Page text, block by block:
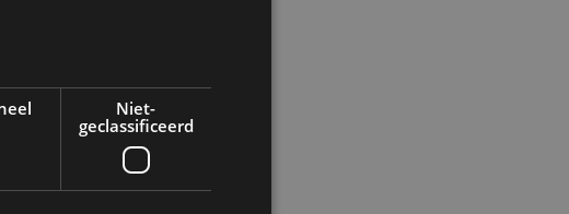
Niet-
geclassificeerd